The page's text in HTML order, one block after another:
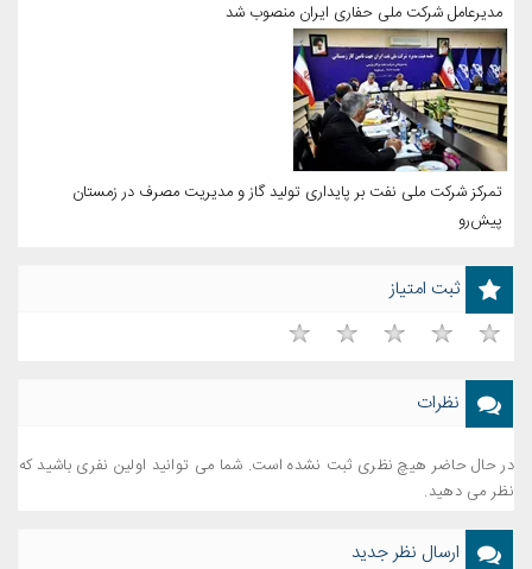
مدیرعامل شرکت ملی حفاری ایران منصوب شد
تمرکز شرکت ملی نفت بر پایداری تولید گاز و مدیریت مصرف در زمستان
پیش‌رو
ثبت امتیاز
نظرات
در حال حاضر هیچ نظری ثبت نشده است. شما می توانید اولین نفری باشید که
نظر می دهید.
ارسال نظر جدید